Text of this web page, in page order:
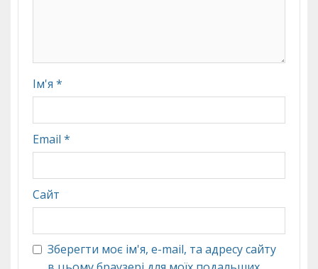
Ім'я *
Email *
Сайт
Зберегти моє ім'я, e-mail, та адресу сайту